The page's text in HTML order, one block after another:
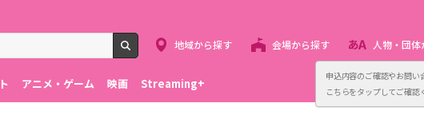
申込内容のご確認やお問い
こちらをタップしてご確認
検索
地域から探す 会場から探す 人物・団
アニメ・ゲーム 映画 Streaming+